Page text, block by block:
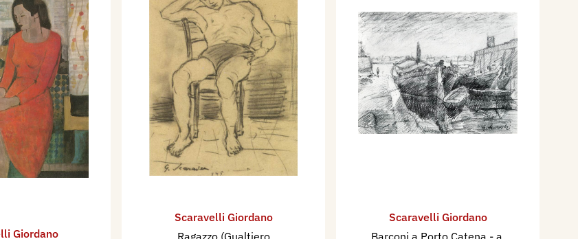
Giordano
Scaravelli Giordano
Scaravelli Giordano